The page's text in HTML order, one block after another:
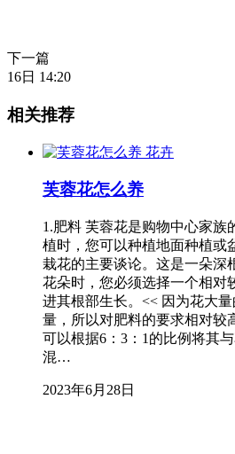
下一篇
16日 14:20
相关推荐
花卉
芙蓉花怎么养
1.肥料 芙蓉花是购物中心家族
植时，您可以种植地面种植或
栽花的主要谈论。这是一朵深
花朵时，您必须选择一个相对
进其根部生长。<< 因为花大
量，所以对肥料的要求相对较
可以根据6：3：1的比例将其
混…
2023年6月28日